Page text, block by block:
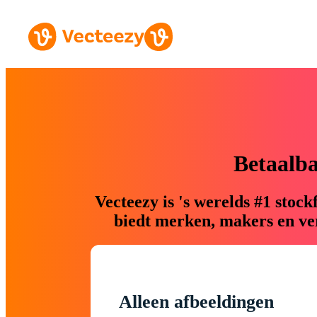
Vecteezy is 's werelds #1
biedt merken, makers en
Alleen afbeeldingen